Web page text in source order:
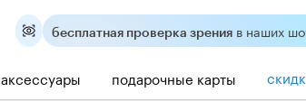
бесплатная проверка зрения в наших
аксессуары подарочные карты